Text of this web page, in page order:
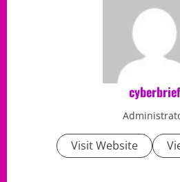
cyberbrief
Visit Website